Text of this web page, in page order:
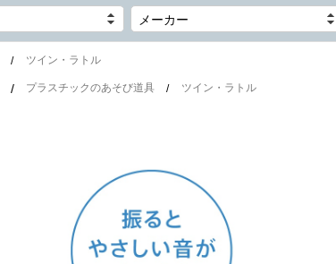
メーカー
ツイン・ラトル
プラスチックのあそび道具 ツイン・ラトル